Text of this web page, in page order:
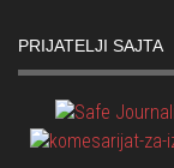
PRIJATELJI SAJTA